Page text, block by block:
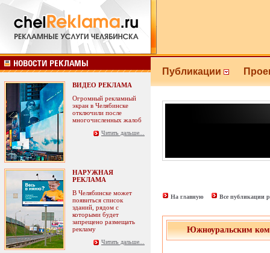
ВИДЕО РЕКЛАМА
Огромный рекламный
экран в Челябинске
отключили после
многочисленных жалоб
Читать дальше...
НАРУЖНАЯ
РЕКЛАМА
В Челябинске может
появиться список
зданий, рядом с
которыми будет
запрещено размещать
рекламу
Читать дальше...
Публикации
На главную Все публикации
Южноуральским